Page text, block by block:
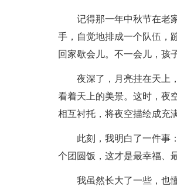
记得那一年中秋节在老
手，自觉地排成一个队伍，
回家歇会儿。不一会儿，孩
夜深了，月亮挂在天上
看着天上的美景。这时，夜
相互衬托，将夜空描绘成充
此刻，我明白了一件事
个团圆饭，这才是最幸福、
我虽然长大了一些，也